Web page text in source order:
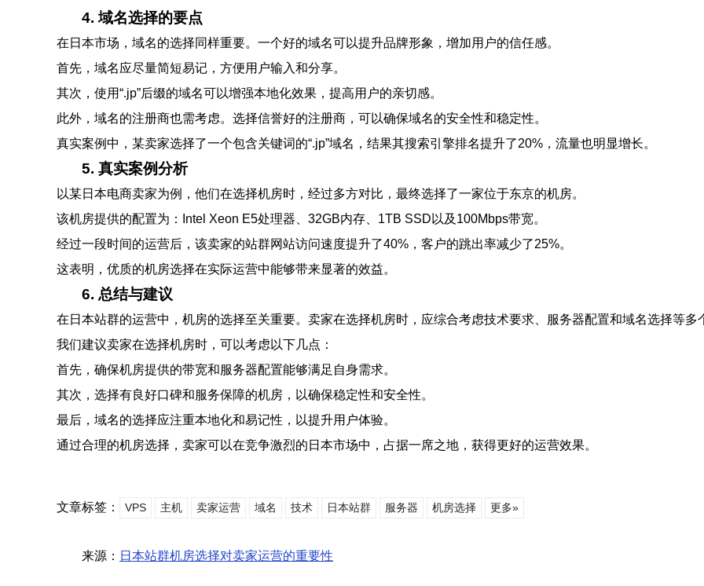
4. 域名选择的要点
在日本市场，域名的选择同样重要。一个好的域名可以提升品牌形象，增加用户的信任感。
首先，域名应尽量简短易记，方便用户输入和分享。
其次，使用“.jp”后缀的域名可以增强本地化效果，提高用户的亲切感。
此外，域名的注册商也需考虑。选择信誉好的注册商，可以确保域名的安全性和稳定性。
真实案例中，某卖家选择了一个包含关键词的“.jp”域名，结果其搜索引擎排名提升了20%，流量也明显增长。
5. 真实案例分析
以某日本电商卖家为例，他们在选择机房时，经过多方对比，最终选择了一家位于东京的机房。
该机房提供的配置为：Intel Xeon E5处理器、32GB内存、1TB SSD以及100Mbps带宽。
经过一段时间的运营后，该卖家的站群网站访问速度提升了40%，客户的跳出率减少了25%。
这表明，优质的机房选择在实际运营中能够带来显著的效益。
6. 总结与建议
在日本站群的运营中，机房的选择至关重要。卖家在选择机房时，应综合考虑技术要求、服务器配置和域名选择等多
我们建议卖家在选择机房时，可以考虑以下几点：
首先，确保机房提供的带宽和服务器配置能够满足自身需求。
其次，选择有良好口碑和服务保障的机房，以确保稳定性和安全性。
最后，域名的选择应注重本地化和易记性，以提升用户体验。
通过合理的机房选择，卖家可以在竞争激烈的日本市场中，占据一席之地，获得更好的运营效果。
文章标签： VPS 主机 卖家运营 域名 技术 日本站群 服务器 机房选择 更多»
来源： 日本站群机房选择对卖家运营的重要性